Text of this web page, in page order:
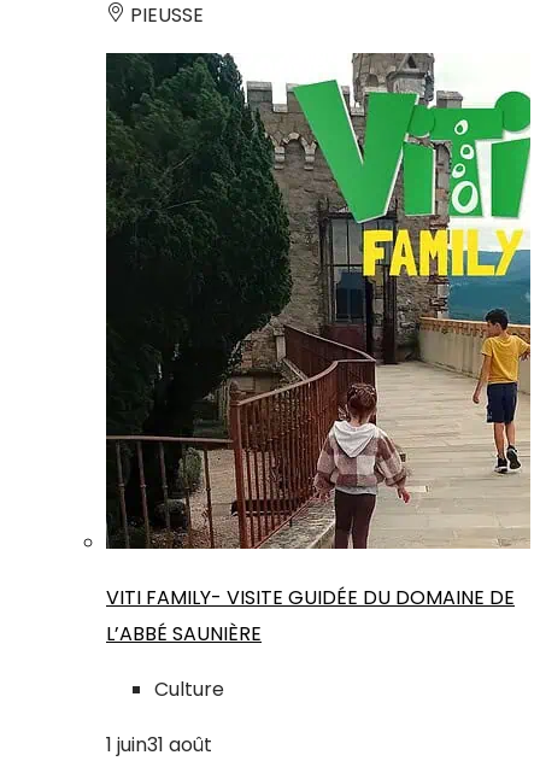
PIEUSSE
VITI FAMILY- VISITE GUIDÉE DU DOMAINE DE
L’ABBÉ SAUNIÈRE
Culture
1 juin31 août